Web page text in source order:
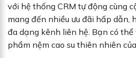
với hệ thống CRM tự động cùng
mang đến nhiều ưu đãi hấp dẫn,
đa dạng kênh liên hệ. Bạn có
phẩm nệm cao su thiên nhiên